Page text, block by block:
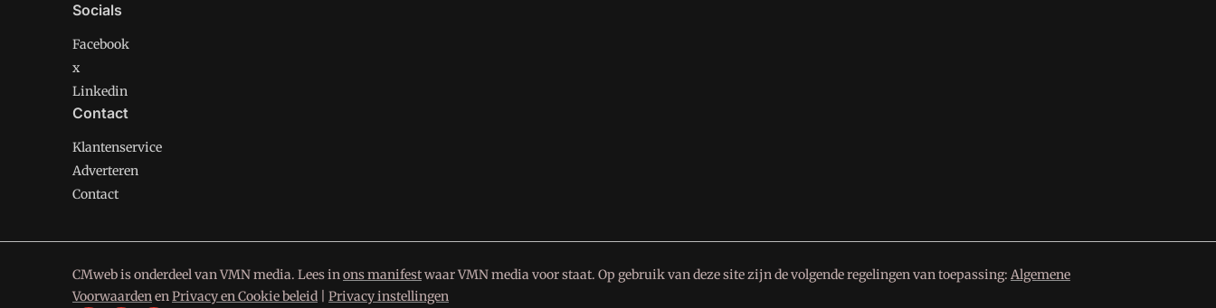
Socials
Facebook
x
Linkedin
Contact
Klantenservice
Adverteren
Contact
CMweb is onderdeel van VMN media. Lees inons manifestwaar VMN media voor staat. Op gebruik van deze site zijn de volgende regelingen van toepassing: Algemene
VoorwaardenenPrivacy en Cookie beleid Privacy instellingen